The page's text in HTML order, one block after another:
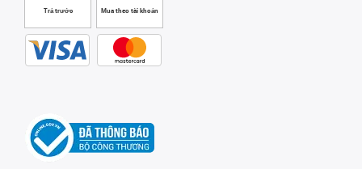
Trả trước Mua theo tài khoản